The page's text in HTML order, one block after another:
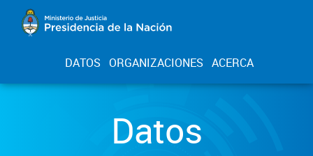
DATOS ORGANIZACIONES ACERCA
Datos